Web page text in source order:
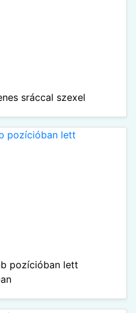
sráccal szexel
pozícióban lett